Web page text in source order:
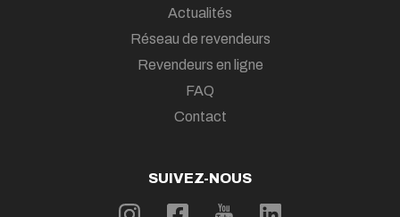
Actualités
Réseau de revendeurs
Revendeurs en ligne
FAQ
Contact
SUIVEZ-NOUS